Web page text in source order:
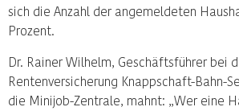
sich die Anzahl der angemeldeten
Prozent.
Dr. Rainer Wilhelm, Geschäftsführer bei
Rentenversicherung Knappschaft-Bahn-
die Minijob-Zentrale, mahnt: „Wer eine